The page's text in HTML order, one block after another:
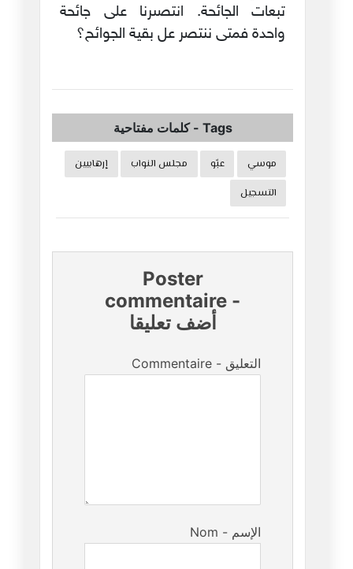
تبعات الجائحة. انتصىرنا على جائحة
واحدة فمتى ننتصر عل بقية الجوائح؟
Tags
-كلمات مفتاحية
موسي عبّو مجلس النواب
إرهابيين
التسجيل
Poster
commentaire -
أضف تعليقا
Commentaire - التعليق
Nom - الإسم